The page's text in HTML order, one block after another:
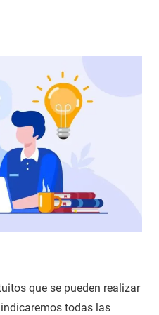
que se pueden realizar
todas las